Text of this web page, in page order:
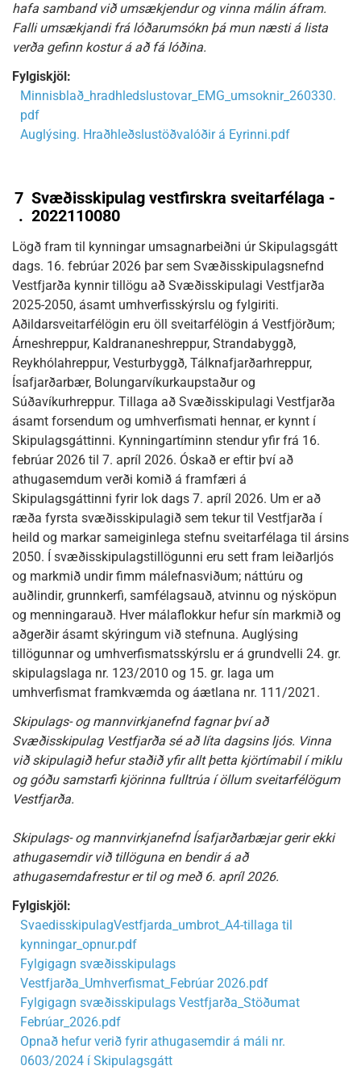
hafa samband við umsækjendur og vinna málin áfram.
Falli umsækjandi frá lóðarumsókn þá mun næsti á lista
verða gefinn kostur á að fá lóðina.
Fylgiskjöl:
Minnisblað_hradhledslustovar_EMG_umsoknir_260330.
pdf
Auglýsing. Hraðhleðslustöðvalóðir á Eyrinni.pdf
7
.
Svæðisskipulag vestfirskra sveitarfélaga -
2022110080
Lögð fram til kynningar umsagnarbeiðni úr Skipulagsgátt
dags. 16. febrúar 2026 þar sem Svæðisskipulagsnefnd
Vestfjarða kynnir tillögu að Svæðisskipulagi Vestfjarða
2025-2050, ásamt umhverfisskýrslu og fylgiriti.
Aðildarsveitarfélögin eru öll sveitarfélögin á Vestfjörðum;
Árneshreppur, Kaldrananeshreppur, Strandabyggð,
Reykhólahreppur, Vesturbyggð, Tálknafjarðarhreppur,
Ísafjarðarbær, Bolungarvíkurkaupstaður og
Súðavíkurhreppur. Tillaga að Svæðisskipulagi Vestfjarða
ásamt forsendum og umhverfismati hennar, er kynnt í
Skipulagsgáttinni. Kynningartíminn stendur yfir frá 16.
febrúar 2026 til 7. apríl 2026. Óskað er eftir því að
athugasemdum verði komið á framfæri á
Skipulagsgáttinni fyrir lok dags 7. apríl 2026. Um er að
ræða fyrsta svæðisskipulagið sem tekur til Vestfjarða í
heild og markar sameiginlega stefnu sveitarfélaga til ársins
2050. Í svæðisskipulagstillögunni eru sett fram leiðarljós
og markmið undir fimm málefnasviðum; náttúru og
auðlindir, grunnkerfi, samfélagsauð, atvinnu og nýsköpun
og menningarauð. Hver málaflokkur hefur sín markmið og
aðgerðir ásamt skýringum við stefnuna. Auglýsing
tillögunnar og umhverfismatsskýrslu er á grundvelli 24. gr.
skipulagslaga nr. 123/2010 og 15. gr. laga um
umhverfismat framkvæmda og áætlana nr. 111/2021.
Skipulags- og mannvirkjanefnd fagnar því að
Svæðisskipulag Vestfjarða sé að líta dagsins ljós. Vinna
við skipulagið hefur staðið yfir allt þetta kjörtímabil í miklu
og góðu samstarfi kjörinna fulltrúa í öllum sveitarfélögum
Vestfjarða.
Skipulags- og mannvirkjanefnd Ísafjarðarbæjar gerir ekki
athugasemdir við tillöguna en bendir á að
athugasemdafrestur er til og með 6. apríl 2026.
Fylgiskjöl:
SvaedisskipulagVestfjarda_umbrot_A4-tillaga til
kynningar_opnur.pdf
Fylgigagn svæðisskipulags
Vestfjarða_Umhverfismat_Febrúar 2026.pdf
Fylgigagn svæðisskipulags Vestfjarða_Stöðumat
Febrúar_2026.pdf
Opnað hefur verið fyrir athugasemdir á máli nr.
0603/2024 í Skipulagsgátt